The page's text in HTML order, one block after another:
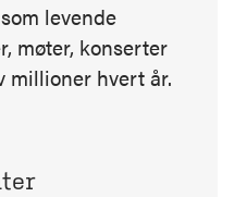
levende
møter, konserter
millioner hvert år.